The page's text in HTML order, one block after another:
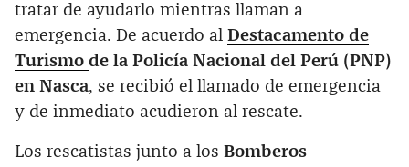
tratar de ayudarlo mientras llaman a
emergencia. De acuerdo al Destacamento de
Turismo de la Policía Nacional del Perú (PNP)
en Nasca, se recibió el llamado de emergencia
y de inmediato acudieron al rescate.
Los rescatistas junto a los Bomberos